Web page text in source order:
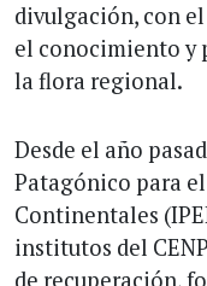
divulgación, con
el conocimiento y
la flora regional.
Desde el año
Patagónico para
Continentales
institutos del
de recuperación,